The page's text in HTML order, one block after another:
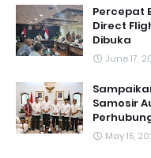
Percepat
Direct
Dibuka
June 17,
Samosir
May 15,